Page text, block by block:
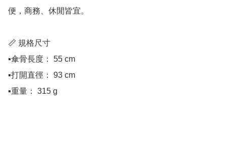
便，商務、休閒皆宜。
📏 規格尺寸
▪️傘骨長度： 55 cm
▪️打開直徑： 93 cm
▪️重量： 315 g